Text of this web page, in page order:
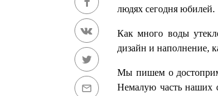
людях сегодня юбилей.
Как много воды
дизайн и наполнение,
Мы пишем о
Немалую часть наших